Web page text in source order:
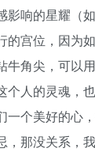
影响的星耀（
的宫位，因为
牛角尖，可以
个人的灵魂，
一个美好的心
，那没关系，